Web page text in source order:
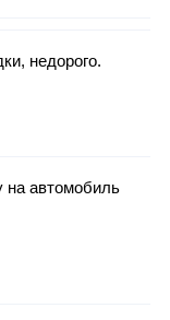
недорого.
на автомобиль